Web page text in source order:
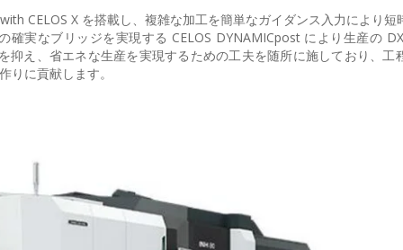
CELOS X を搭載し、複雑な加工を簡単なガイダンス入力により短
確実なブリッジを実現する CELOS DYNAMICpost により生産の
え、省エネな生産を実現するための工夫を随所に施しており、工
りに貢献します。